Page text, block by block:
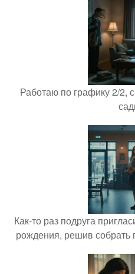
Работаю по графику 2/2,
Как-то раз подруга
рождения, решив собрать